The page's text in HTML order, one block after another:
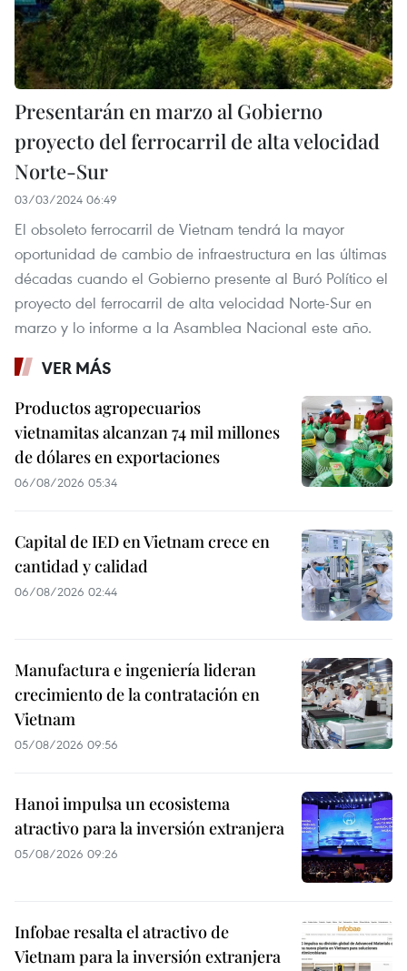
Presentarán en marzo al Gobierno
proyecto del ferrocarril de alta velocidad
Norte-Sur
03/03/2024 06:49
El obsoleto ferrocarril de Vietnam tendrá la mayor
oportunidad de cambio de infraestructura en las últimas
décadas cuando el Gobierno presente al Buró Político el
proyecto del ferrocarril de alta velocidad Norte-Sur en
marzo y lo informe a la Asamblea Nacional este año.
VER MÁS
Productos agropecuarios
vietnamitas alcanzan 74 mil millones
de dólares en exportaciones
06/08/2026 05:34
Capital de IED en Vietnam crece en
cantidad y calidad
06/08/2026 02:44
Manufactura e ingeniería lideran
crecimiento de la contratación en
Vietnam
05/08/2026 09:56
Hanoi impulsa un ecosistema
atractivo para la inversión extranjera
05/08/2026 09:26
Infobae resalta el atractivo de
Vietnam para la inversión extranjera